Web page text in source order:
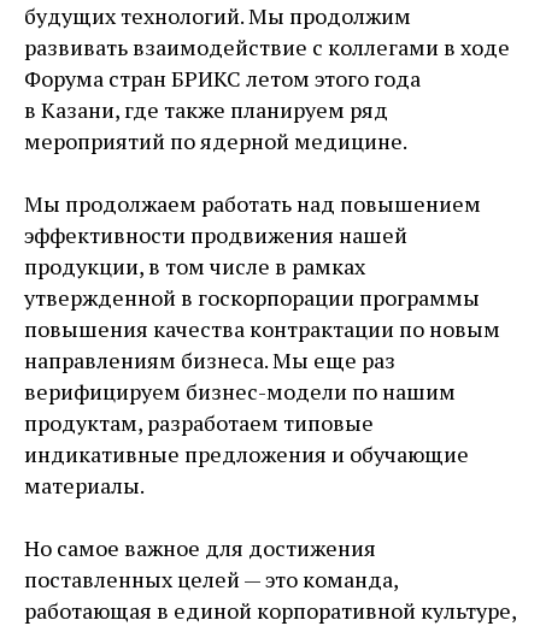
будущих технологий. Мы продолжим
развивать взаимодействие с коллегами в ходе
Форума стран БРИКС летом этого года
в Казани, где также планируем ряд
мероприятий по ядерной медицине.
Мы продолжаем работать над повышением
эффективности продвижения нашей
продукции, в том числе в рамках
утвержденной в госкорпорации программы
повышения качества контрактации по новым
направлениям бизнеса. Мы еще раз
верифицируем бизнес-­модели по нашим
продуктам, разработаем типовые
индикативные предложения и обучающие
материалы.
Но самое важное для достижения
поставленных целей — это команда,
работающая в единой корпоративной культуре,